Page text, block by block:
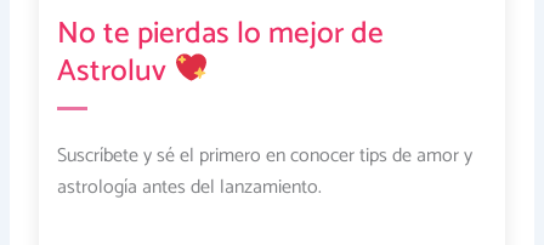
No te pierdas lo mejor de
Astroluv
Suscríbete y sé el primero en conocer tips de amor y
astrología antes del lanzamiento.